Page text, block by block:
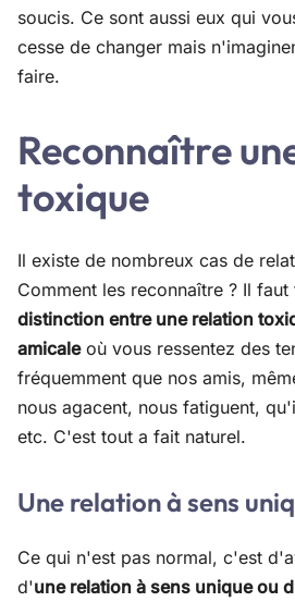
soucis. Ce sont aussi eux qui
cesse de changer mais
faire.
Reconnaître
toxique
Il existe de nombreux cas de
Comment les reconnaître ? Il
distinction entre une relation
amicaleoù vous ressentez des
fréquemment que nos amis,
nous agacent, nous fatiguent,
etc. C'est tout a fait naturel.
Une relation à sens
Ce qui n'est pas normal, c'est
d'une relation à sens unique ou